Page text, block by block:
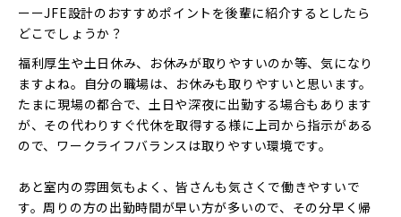
ーーJFE設計のおすすめポイントを後輩に紹介するとしたら
どこでしょうか？
福利厚生や土日休み、お休みが取りやすいのか等、気になり
ますよね。自分の職場は、お休みも取りやすいと思います。
たまに現場の都合で、土日や深夜に出勤する場合もあります
が、その代わりすぐ代休を取得する様に上司から指示がある
ので、ワークライフバランスは取りやすい環境です。
あと室内の雰囲気もよく、皆さんも気さくで働きやすいで
す。周りの方の出勤時間が早い方が多いので、その分早く帰